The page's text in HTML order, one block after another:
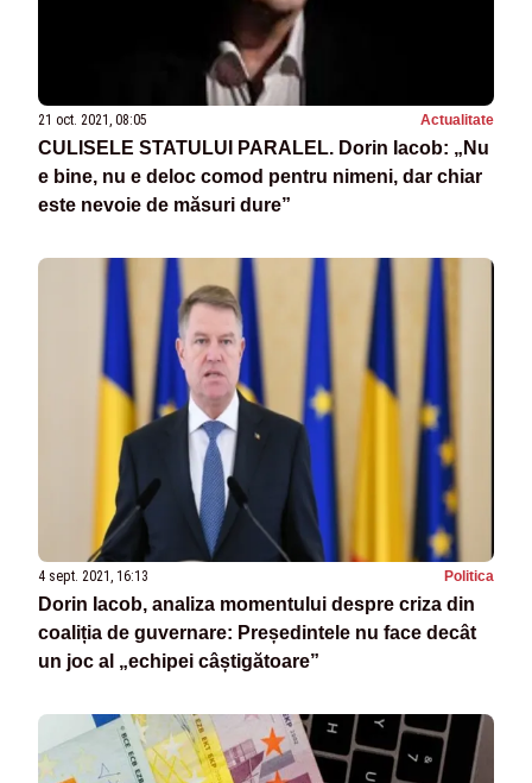
21 oct. 2021, 08:05 Actualitate
CULISELE STATULUI PARALEL. Dorin Iacob: „Nu
e bine, nu e deloc comod pentru nimeni, dar chiar
este nevoie de măsuri dure”
4 sept. 2021, 16:13 Politica
Dorin Iacob, analiza momentului despre criza din
coaliția de guvernare: Președintele nu face decât
un joc al „echipei câștigătoare”